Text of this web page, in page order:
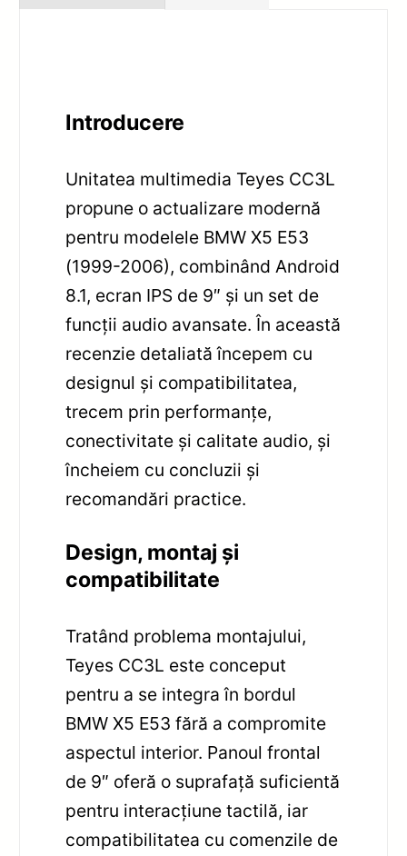
Introducere
Unitatea multimedia Teyes CC3L
propune o actualizare modernă
pentru modelele BMW X5 E53
(1999-2006), combinând Android
8.1, ecran IPS de 9″ și un set de
funcții audio avansate. În această
recenzie detaliată începem cu
designul și compatibilitatea,
trecem prin performanțe,
conectivitate și calitate audio, și
încheiem cu concluzii și
recomandări practice.
Design, montaj și
compatibilitate
Tratând problema montajului,
Teyes CC3L este conceput
pentru a se integra în bordul
BMW X5 E53 fără a compromite
aspectul interior. Panoul frontal
de 9″ oferă o suprafață suficientă
pentru interacțiune tactilă, iar
compatibilitatea cu comenzile de